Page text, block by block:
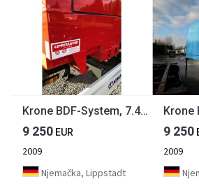
Krone BDF-System, 7.450 mm lang, LACK NEU!
9 250 EUR
2009
Njemačka, Lippstadt
9 250
2009